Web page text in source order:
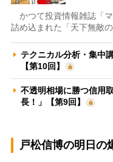
かつて投資情報雑誌「
詰め込まれた「天下無敵
テクニカル分析・集中
【第10回】
不透明相場に勝つ信用
長！」【第9回】
戸松信博の明日の